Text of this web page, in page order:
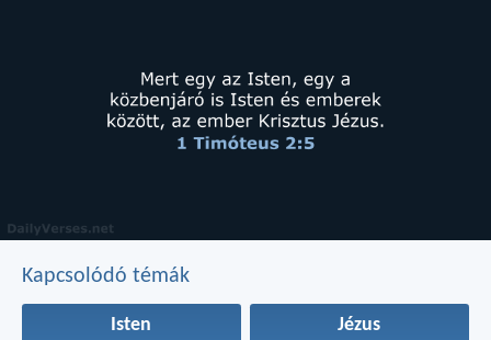
Kapcsolódó témák
Isten Jézus